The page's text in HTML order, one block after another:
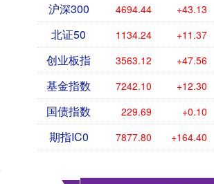
沪深300 4694.44 +43.13
北证50 1134.24 +11.37
创业板指 3563.12 +47.56
基金指数 7242.10 +12.30
国债指数 229.69 +0.10
期指IC0 7877.80 +164.40